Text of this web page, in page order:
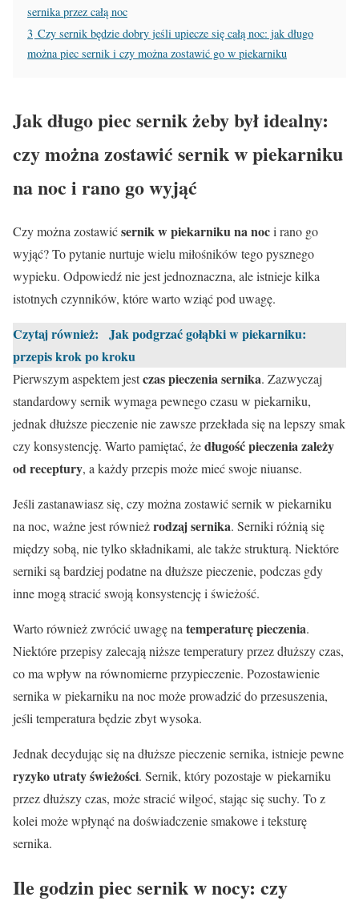
sernika przez całą noc
3 Czy sernik będzie dobry jeśli upiecze się całą noc: jak długo
można piec sernik i czy można zostawić go w piekarniku
Jak długo piec sernik żeby był idealny:
czy można zostawić sernik w piekarniku
na noc i rano go wyjąć
Czy można zostawićsernik w piekarniku na noci rano go
wyjąć? To pytanie nurtuje wielu miłośników tego pysznego
wypieku. Odpowiedź nie jest jednoznaczna, ale istnieje kilka
istotnych czynników, które warto wziąć pod uwagę.
Czytaj również:
Jak podgrzać gołąbki w piekarniku:
przepis krok po kroku
Pierwszym aspektem jestczas pieczenia sernika. Zazwyczaj
standardowy sernik wymaga pewnego czasu w piekarniku,
jednak dłuższe pieczenie nie zawsze przekłada się na lepszy smak
czy konsystencję. Warto pamiętać, żedługość pieczenia zależy
od receptury, a każdy przepis może mieć swoje niuanse.
Jeśli zastanawiasz się, czy można zostawić sernik w piekarniku
na noc, ważne jest równieżrodzaj sernika. Serniki różnią się
między sobą, nie tylko składnikami, ale także strukturą. Niektóre
serniki są bardziej podatne na dłuższe pieczenie, podczas gdy
inne mogą stracić swoją konsystencję i świeżość.
Warto również zwrócić uwagę na temperaturę pieczenia.
Niektóre przepisy zalecają niższe temperatury przez dłuższy czas,
co ma wpływ na równomierne przypieczenie. Pozostawienie
sernika w piekarniku na noc może prowadzić do przesuszenia,
jeśli temperatura będzie zbyt wysoka.
Jednak decydując się na dłuższe pieczenie sernika, istnieje pewne
ryzyko utraty świeżości. Sernik, który pozostaje w piekarniku
przez dłuższy czas, może stracić wilgoć, stając się suchy. To z
kolei może wpłynąć na doświadczenie smakowe i teksturę
sernika.
Ile godzin piec sernik w nocy: czy